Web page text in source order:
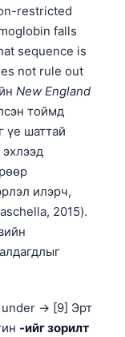
restricted
falls
sequence is
not rule out
New England
тоймд
үе шаттай
илэрч,
2015).
→ [9] Эрт
-ийг зорилт